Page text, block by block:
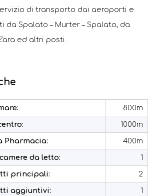
di transporto dai aeroporti e
da Spalato – Murter – Spalato, da
ed altri posti.
800m
1000m
Pharmacia: 400m
da letto: 1
principali: 2
aggiuntivi: 1